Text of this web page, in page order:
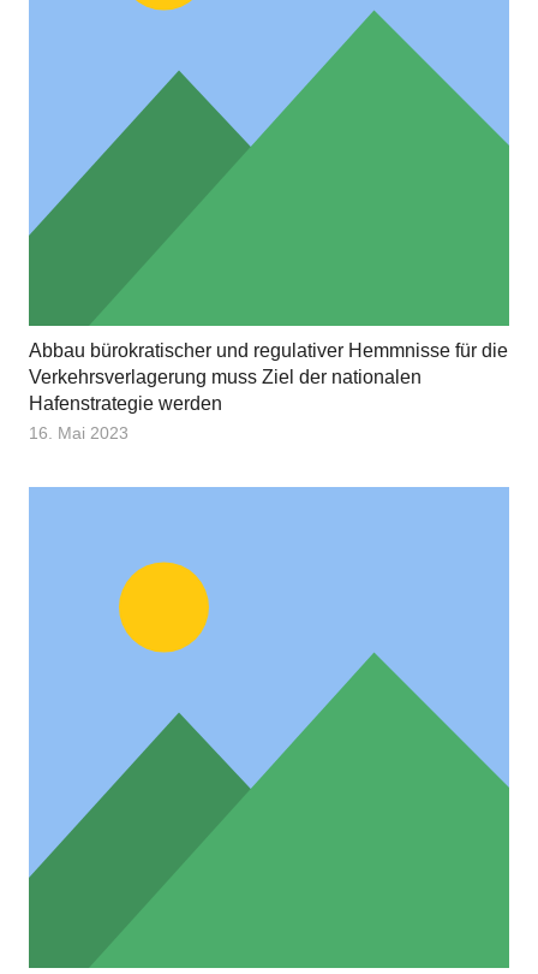
Abbau bürokratischer und regulativer Hemmnisse für die
Verkehrsverlagerung muss Ziel der nationalen
Hafenstrategie werden
16. Mai 2023